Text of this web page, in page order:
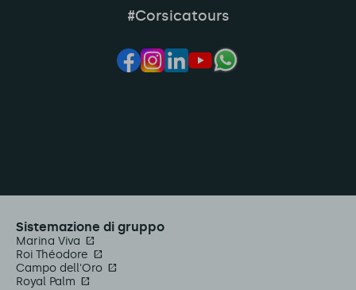
#Corsicatours
Sistemazione di gruppo
Marina Viva
Roi Théodore
Campo dell'Oro
Royal Palm